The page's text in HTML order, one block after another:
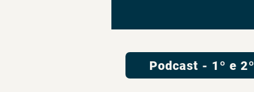
Podcast - 1º e